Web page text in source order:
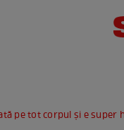
corpul și e super hot! O vedetă de la